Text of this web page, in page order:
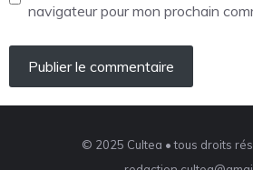
navigateur pour mon prochain
© 2025 Cultea • tous droits